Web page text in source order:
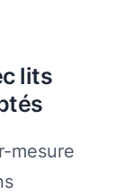
lits
mesure